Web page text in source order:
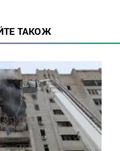
ТАКОЖ